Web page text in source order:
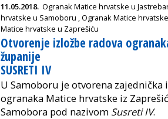
11.05.2018. Ogranak Matice hrvatske u
hrvatske u Samoboru ,Ogranak Matice
Matice hrvatske u Zaprešiću
Otvorenje izložbe radova
županije
SUSRETI IV
U Samoboru je otvorena zajednička
ogranaka Matice hrvatske iz
Samobora pod nazivom Susreti IV.